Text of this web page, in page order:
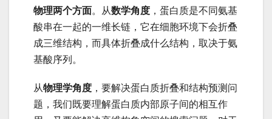
物理两个方面。从数学角度 ，蛋白质是不同氨基
酸串在一起的一维长链，它在细胞环境下会折叠
成三维结构，而具体折叠成什么结构，取决于氨
基酸序列。
从物理学角度 ，要解决蛋白质折叠和结构预测问
题，我们既要理解蛋白质内部原子间的相互作